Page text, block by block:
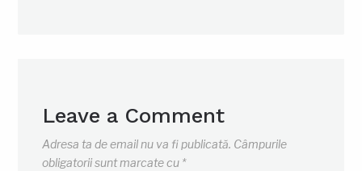
Leave a Comment
Adresa ta de email nu va fi publicată. Câmpurile
obligatorii sunt marcate cu *